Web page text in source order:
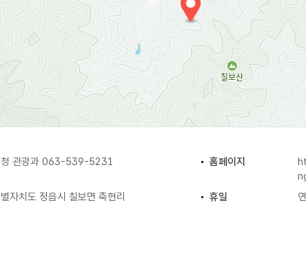
청 관광과 063-539-5231 홈페이지
자치도 정읍시 칠보면 축현리 휴일